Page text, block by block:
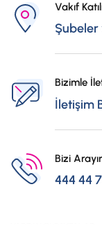
Vakıf
Şubeler
Bizimle
İletişim
Bizi
444 44